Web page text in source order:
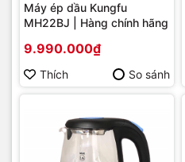
Máy ép dầu Kungfu
MH22BJ | Hàng chính hãng
9.990.000₫
Thích So sánh